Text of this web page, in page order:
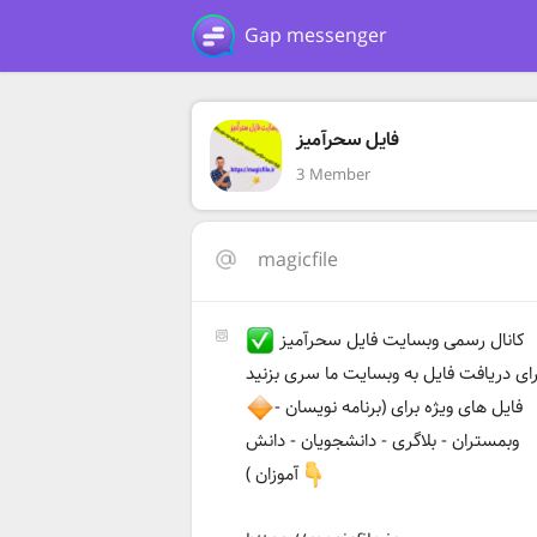
Gap messenger
فایل سحرآمیز
3 Member
magicfile
کانال رسمی وبسایت فایل سحرآمیز
دریافت فایل به وبسایت ما سری بزنید
فایل های ویژه برای (برنامه نویسان -
وبمستران - بلاگری - دانشجویان - دانش
آموزان )